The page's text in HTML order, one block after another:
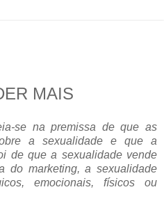
MAIS
se na premissa de que as
a sexualidade e que a
de que a sexualidade vende
do marketing, a sexualidade
emocionais, físicos ou